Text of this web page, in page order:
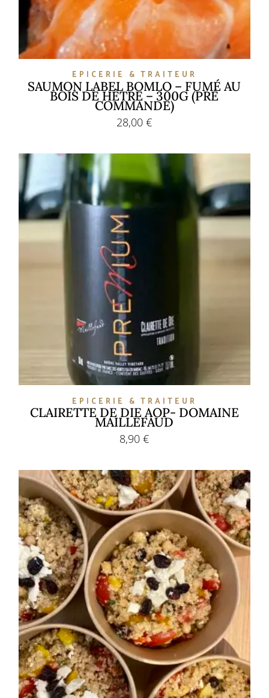
EPICERIE & TRAITEUR
SAUMON LABEL BOMLO – FUMÉ AU
BOIS DE HÊTRE – 300G (PRÉ
COMMANDE)
28,00€
EPICERIE & TRAITEUR
CLAIRETTE DE DIE AOP- DOMAINE
MAILLEFAUD
8,90€